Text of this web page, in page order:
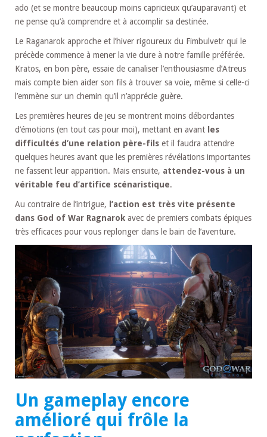
ado (et se montre beaucoup moins capricieux qu’auparavant) et
ne pense qu’à comprendre et à accomplir sa destinée.
Le Raganarok approche et l’hiver rigoureux du Fimbulvetr qui le
précède commence à mener la vie dure à notre famille préférée.
Kratos, en bon père, essaie de canaliser l’enthousiasme d’Atreus
mais compte bien aider son fils à trouver sa voie, même si celle-ci
l’emmène sur un chemin qu’il n’apprécie guère.
Les premières heures de jeu se montrent moins débordantes
d’émotions (en tout cas pour moi), mettant en avant les
difficultés d’une relation père-fils et il faudra attendre
quelques heures avant que les premières révélations importantes
ne fassent leur apparition. Mais ensuite, attendez-vous à un
véritable feu d’artifice scénaristique.
Au contraire de l’intrigue, l’action est très vite présente
dans God of War Ragnarok avec de premiers combats épiques
très efficaces pour vous replonger dans le bain de l’aventure.
Un gameplay encore
amélioré qui frôle la